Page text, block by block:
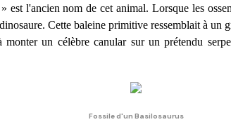
est l'ancien nom de cet animal. Lorsque les
Cette baleine primitive ressemblait à un
un célèbre canular sur un prétendu
Fossile d'un Basilosaurus